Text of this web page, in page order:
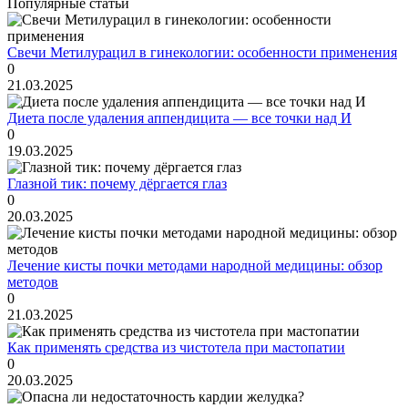
Популярные статьи
Свечи Метилурацил в гинекологии: особенности применения
0
21.03.2025
Диета после удаления аппендицита — все точки над И
0
19.03.2025
Глазной тик: почему дёргается глаз
0
20.03.2025
Лечение кисты почки методами народной медицины: обзор
методов
0
21.03.2025
Как применять средства из чистотела при мастопатии
0
20.03.2025